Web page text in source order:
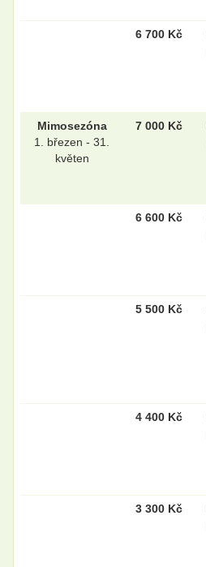
6 700 Kč
Mimosezóna
1. březen - 31.
květen
7 000 Kč
6 600 Kč
5 500 Kč
4 400 Kč
3 300 Kč